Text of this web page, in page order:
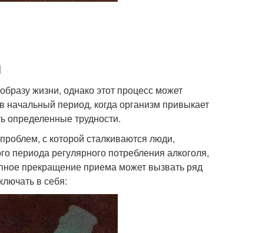
жизни, однако этот процесс может
период, когда организм привыкает
определенные трудности.
с которой сталкиваются люди,
периода регулярного потребления алкоголя,
прекращение приема может вызвать ряд
в себя: